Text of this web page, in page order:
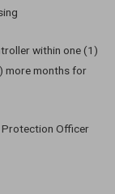
within one (1)
more months for
Protection Officer